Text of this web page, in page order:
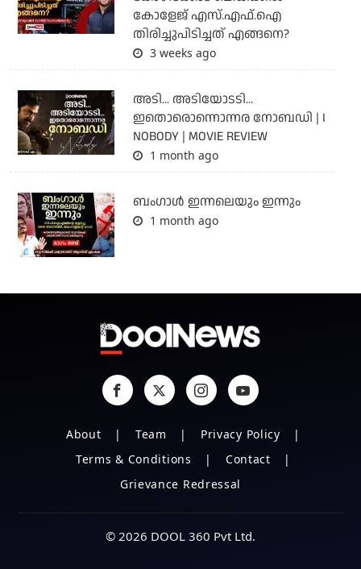
കോളേജ് എസ്.എഫ്.ഐ
തിരിച്ചുപിടിച്ചത് എങ്ങനെ?
3 weeks ago
അടി... അടിയോടടി...
ഇതൊരൊന്നൊന്നര നോബഡി | I
NOBODY | MOVIE REVIEW
1 month ago
ബംഗാള്‍ ഇന്നലെയും ഇന്നും
1 month ago
About Team
Privacy Policy
Terms & Conditions
Contact
Grievance Redressal
© 2026 DOOL 360 Pvt Ltd.